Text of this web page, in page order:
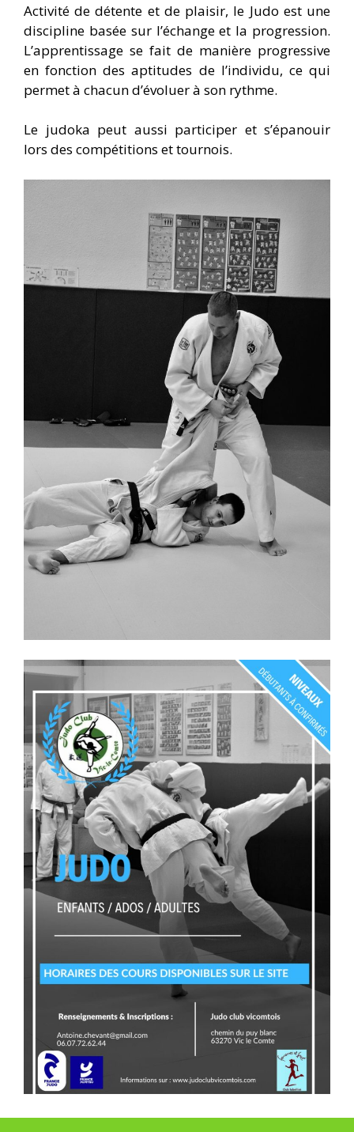
Activité de détente et de plaisir, le Judo est une
discipline basée sur l’échange et la progression.
L’apprentissage se fait de manière progressive
en fonction des aptitudes de l’individu, ce qui
permet à chacun d’évoluer à son rythme.
Le judoka peut aussi participer et s’épanouir
lors des compétitions et tournois.